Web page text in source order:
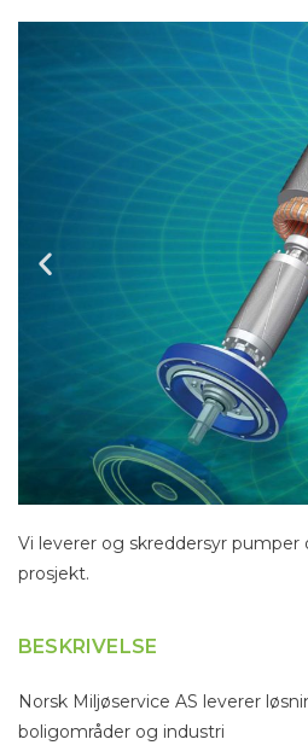
Vi leverer og skreddersyr
prosjekt.
BESKRIVELSE
Norsk Miljøservice AS leverer
boligområder og industri